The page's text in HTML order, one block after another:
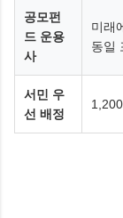
공모펀
드 운용
사
미래
동일
서민 우
선 배정